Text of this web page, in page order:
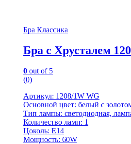
Бра Классика
Бра с Хрусталем
0 out of 5
(0)
Артикул: 1208/1W WG
Основной цвет: белый с
Тип лампы: светодиодная,
Количество ламп: 1
Цоколь: Е14
Мощность: 60W